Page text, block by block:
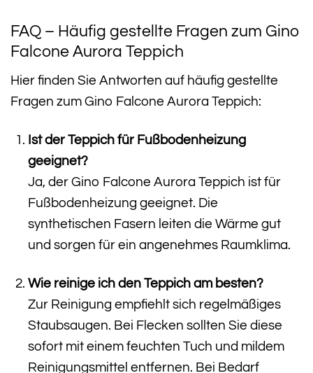
FAQ – Häufig gestellte Fragen zum Gino
Falcone Aurora Teppich
Hier finden Sie Antworten auf häufig gestellte
Fragen zum Gino Falcone Aurora Teppich:
Ist der Teppich für Fußbodenheizung
geeignet?
Ja, der Gino Falcone Aurora Teppich ist für
Fußbodenheizung geeignet. Die
synthetischen Fasern leiten die Wärme gut
und sorgen für ein angenehmes Raumklima.
Wie reinige ich den Teppich am besten?
Zur Reinigung empfiehlt sich regelmäßiges
Staubsaugen. Bei Flecken sollten Sie diese
sofort mit einem feuchten Tuch und mildem
Reinigungsmittel entfernen. Bei Bedarf